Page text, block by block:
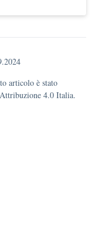
articolo è stato
4.0 Italia.